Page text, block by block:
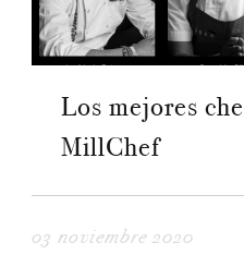
Los mejores
MillChef
03 noviembre 2020